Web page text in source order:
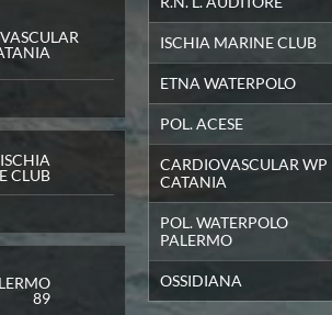
ISCHIA
CLUB
89
ISCHIA MARINE CLUB
ETNA WATERPOLO
POL. ACESE
CARDIOVASCULAR WP
CATANIA
POL. WATERPOLO
PALERMO
OSSIDIANA
1 1 4 53 65
0 0 2 4 42 65